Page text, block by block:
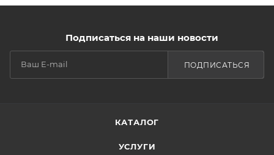
Подписаться на наши новости
ПОДПИСАТЬСЯ
КАТАЛОГ
УСЛУГИ